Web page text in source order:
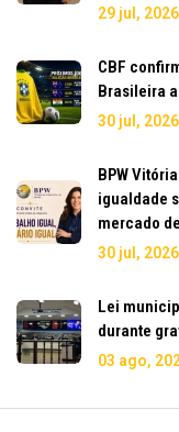
29 jul, 2026
CBF
Brasileira
30 jul, 2026
BPW
igualdade
mercado
30 jul, 2026
Lei
durante
03 ago,